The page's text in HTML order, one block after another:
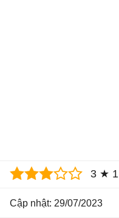
3 ★ 1
Cập nhật: 29/07/2023